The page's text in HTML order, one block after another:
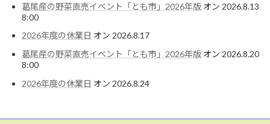
葛尾産の野菜直売イベント「とも市」2026年版 オン 2026.8.13
8:00
2026年度の休業日 オン 2026.8.17
葛尾産の野菜直売イベント「とも市」2026年版 オン 2026.8.20
8:00
2026年度の休業日 オン 2026.8.24